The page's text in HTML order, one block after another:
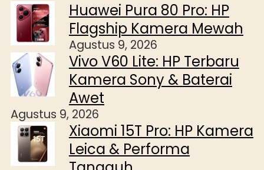
Huawei Pura 80 Pro: HP
Flagship Kamera Mewah
Agustus 9, 2026
Vivo V60 Lite: HP Terbaru
Kamera Sony & Baterai
Awet
Agustus 9, 2026
Xiaomi 15T Pro: HP Kamera
Leica & Performa